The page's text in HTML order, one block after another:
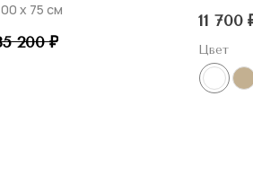
х 75 см
200 ₽
11 700
Цвет